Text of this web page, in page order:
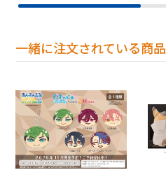
一緒に注文されている商品